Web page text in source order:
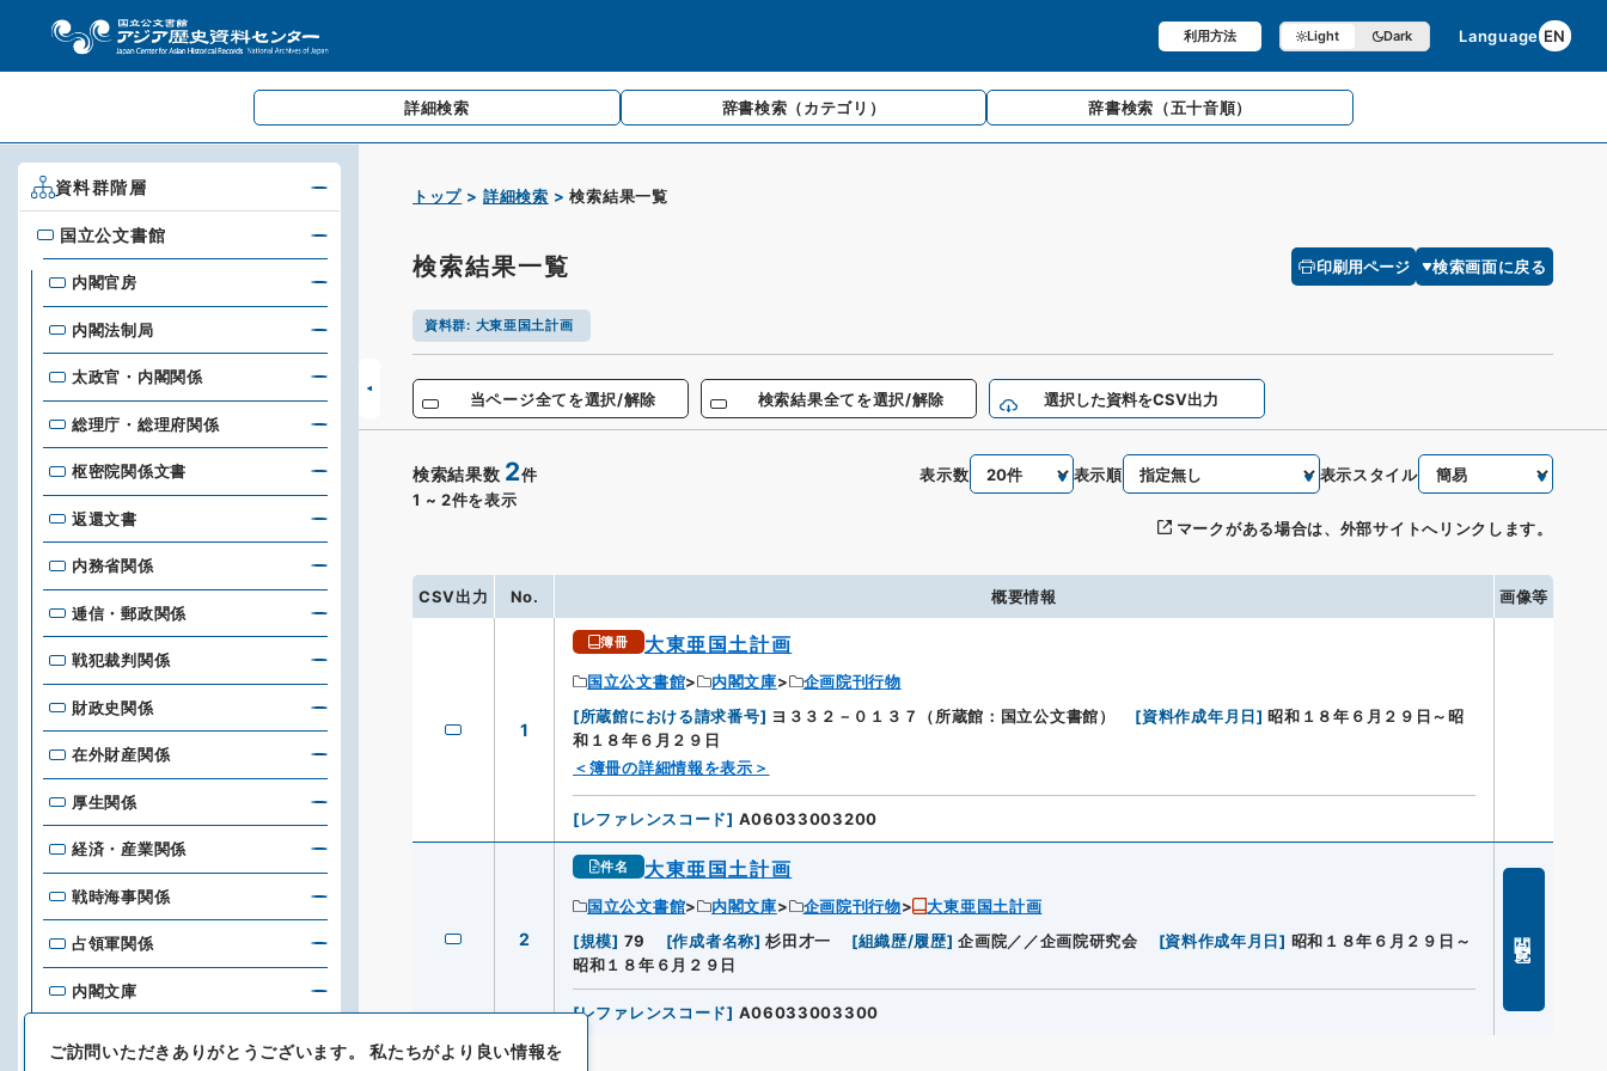
利用方法 Light Dark Language EN
詳細検索 辞書検索 （カテゴリ） 辞書検索 （五十音順）
トップ 詳細検索 検索結果一覧
検索結果一覧 印刷用ページ 検索画面に戻る
資料群: 大東亜国土計画
当ページ全てを選択/解除 検索結果全てを選択/解除 選択した資料をCSV出力
検索結果数 2件
1 ~ 2件を表示
表示数 表示順 表示スタイル
マークがある場合は、外部サイトへリンクします。
CSV出力 No. 概要情報 画像等
1
簿冊 大東亜国土計画
国立公文書館 内閣文庫
企画院刊行物
[所蔵館における請求番号] ヨ３３２－０１３７（所蔵館：国立公文書館） [資料作成年月日] 昭和１８年６月２９日～昭
和１８年６月２９日
＜簿冊の詳細情報を表示＞
[レファレンスコード] A06033003200
2
件名 大東亜国土計画
国立公文書館 内閣文庫 企画院刊行物
大東亜国土計画
[規模] 79 [作成者名称] 杉田才一 [組織歴/履歴] 企画院／／企画院研究会 [資料作成年月日] 昭和１８年６月２９日～
昭和１８年６月２９日
[レファレンスコード] A06033003300
資料群階層
国立公文書館
国立公文書館
内閣官房
内閣法制局
太政官・内閣関係
総理庁・総理府関係
枢密院関係文書
返還文書
内務省関係
逓信・郵政関係
戦犯裁判関係
財政史関係
在外財産関係
厚生関係
経済・産業関係
戦時海事関係
占領軍関係
内閣文庫
ご訪問いただきありがとうございます。私たちがより良い情報を